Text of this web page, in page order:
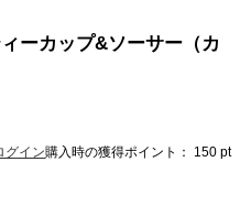
ーカップ&ソーサー（カ
グイン購入時の獲得ポイント： 150 pt